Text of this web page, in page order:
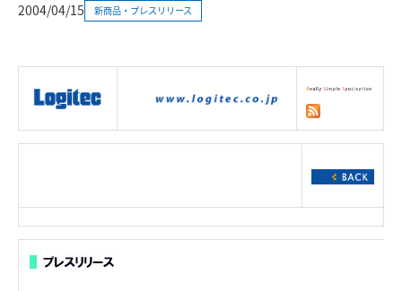
2004/04/15 新商品・プレスリリース